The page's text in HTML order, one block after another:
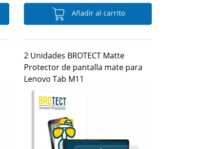
Añadir al carrito
2 Unidades BROTECT Matte
Protector de pantalla mate para
Lenovo Tab M11